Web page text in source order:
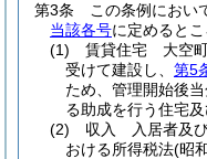
第3条
この条例におい
当該各号に定めるとこ
(1)
賃貸住宅 大空
受けて建設し、 第5
ため、管理開始後
る助成を行う住宅
(2)
収入 入居者及
おける所得税法(昭